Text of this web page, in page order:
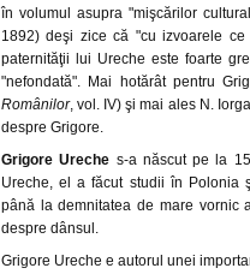
în volumul asupra "mişcărilor
1892) deşi zice că "cu izvoarele
paternităţii lui Ureche este foarte
"nefondată". Mai hotărât pentru
Românilor, vol. IV) şi mai ales N.
despre Grigore.
Grigore Ureche s-a născut pe la
Ureche, el a făcut studii în Polonia
până la demnitatea de mare vornic
despre dânsul.
Grigore Ureche e autorul unei